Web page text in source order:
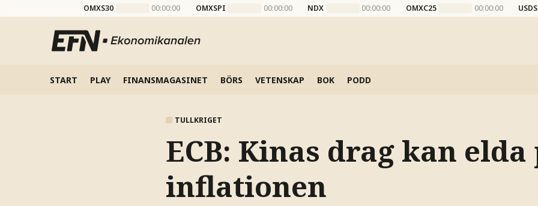
OMXS30 00:00:00 OMXSPI 00:00:00 NDX 00:00:00 OMXC25 00:00:00
START PLAY FINANSMAGASINET BÖRS VETENSKAP BOK PODD
TULLKRIGET
ECB: Kinas drag kan elda
inflationen